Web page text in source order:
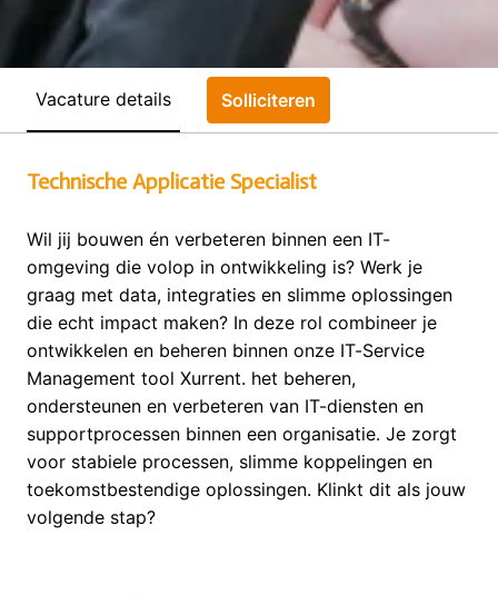
Vacature details Solliciteren
Technische Applicatie Specialist
Wil jij bouwen én verbeteren binnen een IT-
omgeving die volop in ontwikkeling is? Werk je
graag met data, integraties en slimme oplossingen
die echt impact maken? In deze rol combineer je
ontwikkelen en beheren binnen onze IT-Service
Management tool Xurrent. het beheren,
ondersteunen en verbeteren van IT-diensten en
supportprocessen binnen een organisatie. Je zorgt
voor stabiele processen, slimme koppelingen en
toekomstbestendige oplossingen. Klinkt dit als jouw
volgende stap?